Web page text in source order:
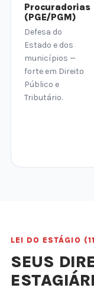
Procuradorias
(PGE/PGM)
Defesa do
Estado e dos
municípios —
forte em Direito
Público e
Tributário.
LEI DO ESTÁGIO
SEUS